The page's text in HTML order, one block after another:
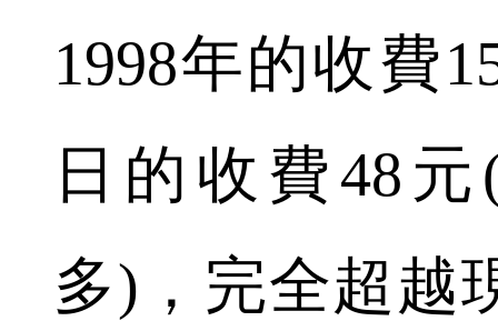
1998年的收費
日的收費48
多)，完全超越